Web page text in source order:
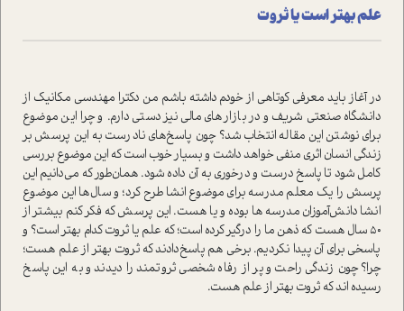
علم بهتر است یا ثروت
در آغاز باید معرفی کوتاهی از خودم داشته باشم من دکترا مهندسی مکانیک از
دانشگاه صنعتی شریف و در بازار‌های مالی نیز دستی دارم. و چرا این موضوع
برای نوشتن این مقاله انتخاب شد؟ چون پاسخ‌های نادرست به این پرسش بر
زندگی انسان اثری منفی خواهد داشت و بسیار خوب ا‌ست که این موضوع بررسی
کامل شود تا پاسخ درست و درخوری به آن داده شود. همان‌طور که می‌دانیم این
پرسش را یک معلم مدرسه برای موضوع انشا طرح کرد؛ و سال‌ها این موضوع
انشا دانش‌آموزان مدرسه ها بوده و یا هست. این پرسش که فکر کنم بیشتر از
۵۰ سال هست که ذهن ما را درگیر کرده ا‌ست؛ که علم یا ثروت کدام بهتر ا‌ست؟ و
پاسخی برای آن پیدا نکردیم. برخی هم پاسخ‌دادند که ثروت بهتر از علم هست؛
چرا؟ چون زندگی راحت و پر از رفاه شخصی ثروتمند را دیدند و به این پاسخ
رسیده اند که ثروت بهتر از علم هست.